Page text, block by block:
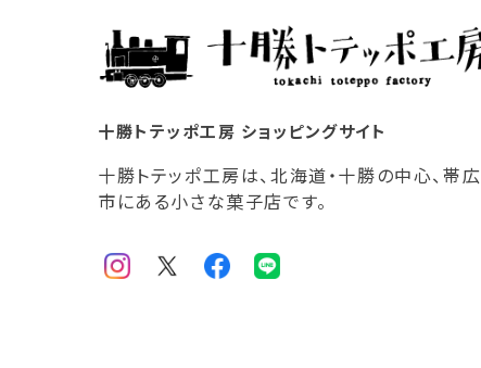
十勝トテッポ工房 ショッピングサイト
十勝トテッポ工房は、北海道・十勝の中心、帯広
市にある小さな菓子店です。